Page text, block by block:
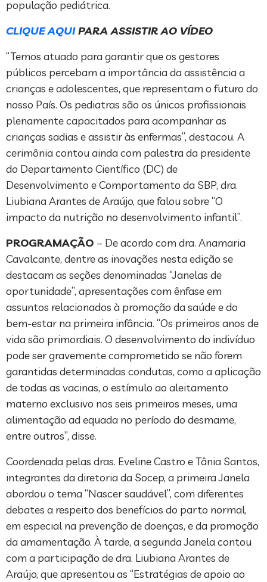
população pediátrica.
CLIQUE AQUIPARA ASSISTIR AO VÍDEO
“Temos atuado para garantir que os gestores
públicos percebam a importância da assistência a
crianças e adolescentes, que representam o futuro do
nosso País. Os pediatras são os únicos profissionais
plenamente capacitados para acompanhar as
crianças sadias e assistir às enfermas”, destacou. A
cerimônia contou ainda com palestra da presidente
do Departamento Científico (DC) de
Desenvolvimento e Comportamento da SBP, dra.
Liubiana Arantes de Araújo, que falou sobre “O
impacto da nutrição no desenvolvimento infantil”.
PROGRAMAÇÃO – De acordo com dra. Anamaria
Cavalcante, dentre as inovações nesta edição se
destacam as seções denominadas “Janelas de
oportunidade”, apresentações com ênfase em
assuntos relacionados à promoção da saúde e do
bem-estar na primeira infância. “Os primeiros anos de
vida são primordiais. O desenvolvimento do indivíduo
pode ser gravemente comprometido se não forem
garantidas determinadas condutas, como a aplicação
de todas as vacinas, o estímulo ao aleitamento
materno exclusivo nos seis primeiros meses, uma
alimentação ad equada no período do desmame,
entre outros”, disse.
Coordenada pelas dras. Eveline Castro e Tânia Santos,
integrantes da diretoria da Socep, a primeira Janela
abordou o tema “Nascer saudável”, com diferentes
debates a respeito dos benefícios do parto normal,
em especial na prevenção de doenças, e da promoção
da amamentação. À tarde, a segunda Janela contou
com a participação de dra. Liubiana Arantes de
Araújo, que apresentou as “Estratégias de apoio ao